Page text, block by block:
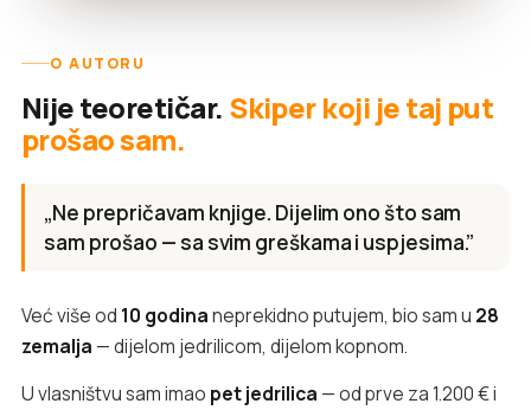
O AUTORU
Nije teoretičar. Skiper koji je taj put
prošao sam.
„Ne prepričavam knjige. Dijelim ono što sam
sam prošao — sa svim greškama i uspjesima.”
Već više od 10 godinaneprekidno putujem, bio sam u 28
zemalja — dijelom jedrilicom, dijelom kopnom.
U vlasništvu sam imao pet jedrilica — od prve za 1.200 € i